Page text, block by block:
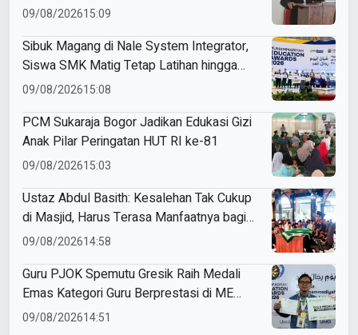
09/08/202615:09
Sibuk Magang di Nale System Integrator,
Siswa SMK Matig Tetap Latihan hingga
Raih Gold Medal ME Awards 2026
09/08/202615:08
PCM Sukaraja Bogor Jadikan Edukasi Gizi
Anak Pilar Peringatan HUT RI ke-81
09/08/202615:03
Ustaz Abdul Basith: Kesalehan Tak Cukup
di Masjid, Harus Terasa Manfaatnya bagi
Sesama
09/08/202614:58
Guru PJOK Spemutu Gresik Raih Medali
Emas Kategori Guru Berprestasi di ME
Awards 2026
09/08/202614:51